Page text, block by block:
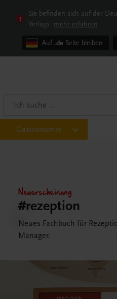
Sie befinden sich auf der
Verlags. mehr erfahren
Auf .de Seite bleiben
Gastronomie
Neuerscheinung
#rezeption
Neues Fachbuch für
Manager.